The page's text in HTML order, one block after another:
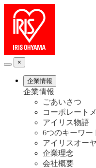
×
企業情報
企業情報
ごあいさつ
コーポレート
アイリス物語
6つのキーワー
アイリスオー
企業理念
会社概要